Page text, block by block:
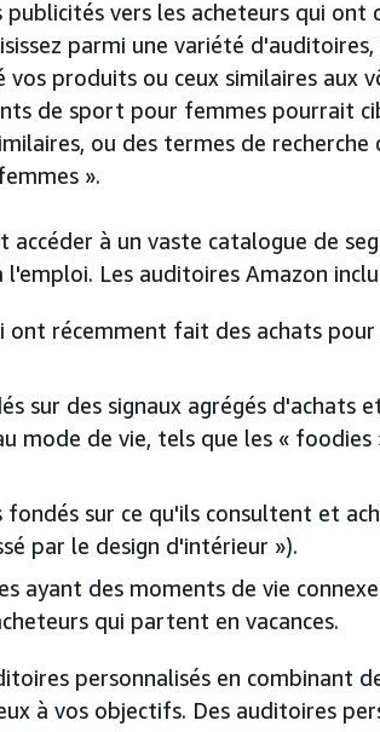
vers les acheteurs qui ont
parmi une variété d'auditoires,
produits ou ceux similaires aux
de sport pour femmes pourrait
ou des termes de recherche
».
accéder à un vaste catalogue de
Les auditoires Amazon
ont récemment fait des achats
sur des signaux agrégés d'achats
mode de vie, tels que les « foodies
fondés sur ce qu'ils consultent et
par le design d'intérieur »).
ayant des moments de vie
qui partent en vacances.
personnalisés en combinant
à vos objectifs. Des auditoires